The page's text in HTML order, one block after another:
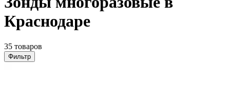
Краснодаре
35 товаров
Фильтр